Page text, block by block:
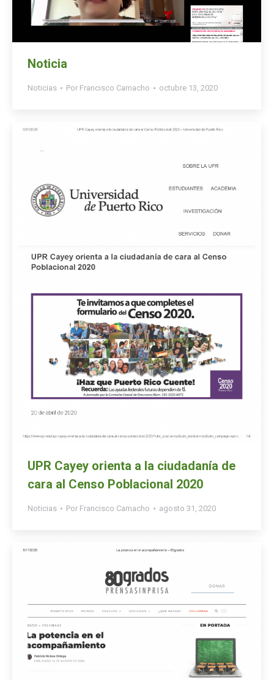
Noticia
Noticias Por Francisco Camacho octubre 13, 2020
UPR Cayey orienta a la ciudadanía de
cara al Censo Poblacional 2020
Noticias Por Francisco Camacho agosto 31, 2020